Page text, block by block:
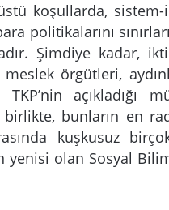
koşullarda, sistem-
politikalarını
Şimdiye kadar,
meslek örgütleri,
TKP’nin
bunların en
kuşkusuz
yenisi olan Sosyal